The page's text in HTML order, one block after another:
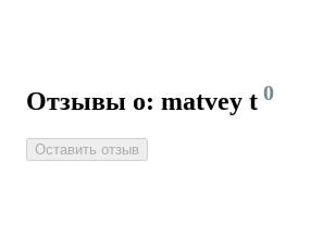
Отзывы о: matvey t 0
Оставить отзыв